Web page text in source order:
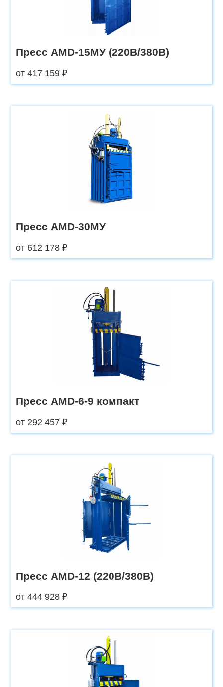
Пресс AMD-15МУ (220В/380В)
от 417 159 ₽
Пресс AMD-30МУ
от 612 178 ₽
Пресс AMD-6-9 компакт
от 292 457 ₽
Пресс AMD-12 (220В/380В)
от 444 928 ₽